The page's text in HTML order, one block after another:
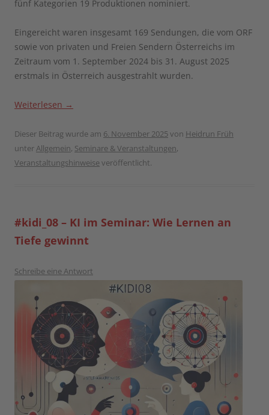
fünf Kategorien 19 Produktionen nominiert.
Eingereicht waren insgesamt 169 Sendungen, die vom ORF
sowie von privaten und Freien Sendern Österreichs im
Zeitraum vom 1. September 2024 bis 31. August 2025
erstmals in Österreich ausgestrahlt wurden.
Weiterlesen →
Dieser Beitrag wurde am 6. November 2025von Heidrun Früh
unterAllgemein, Seminare & Veranstaltungen,
Veranstaltungshinweiseveröffentlicht.
#kidi_08 – KI im Seminar: Wie Lernen an
Tiefe gewinnt
Schreibe eine Antwort